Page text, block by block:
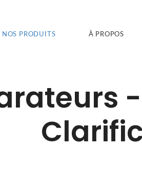
NOS PRODUITS À PROPOS